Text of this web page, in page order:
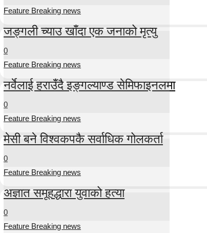
Feature Breaking news
जङ्गली च्याउ खाँदा एक जनाको मृत्यु
0
Feature Breaking news
नर्वेलाई हराउँदै इङ्गल्याण्ड सेमिफाइनलमा
0
Feature Breaking news
मेसी बने विश्वकपकै सर्वाधिक गोलकर्ता
0
Feature Breaking news
अज्ञात समूहद्धारा युवाको हत्या
0
Feature Breaking news